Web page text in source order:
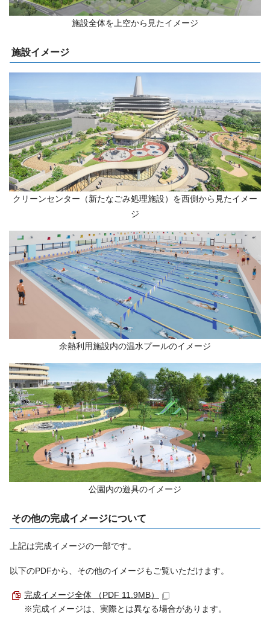
施設全体を上空から見たイメージ
施設イメージ
クリーンセンター（新たなごみ処理施設）を西側から見たイメー
ジ
余熱利用施設内の温水プールのイメージ
公園内の遊具のイメージ
その他の完成イメージについて
上記は完成イメージの一部です。
以下のPDFから、その他のイメージもご覧いただけます。
完成イメージ全体 （PDF 11.9MB）
※完成イメージは、実際とは異なる場合があります。